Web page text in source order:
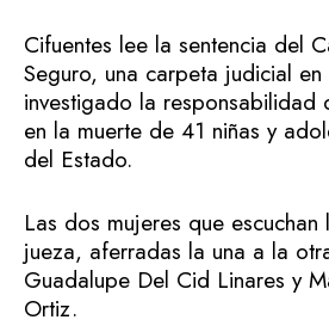
Cifuentes lee la sentencia del
Seguro, una carpeta judicial
investigado la responsabilidad
en la muerte de 41 niñas y
del Estado.
Las dos mujeres que
jueza, aferradas la una a la
Guadalupe Del Cid Linares y
Ortiz.